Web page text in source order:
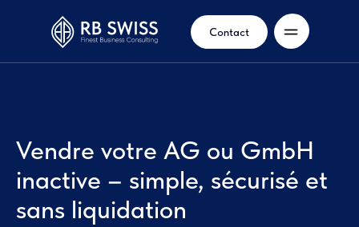
Contact
Vendre votre AG ou GmbH
inactive – simple, sécurisé et
sans liquidation